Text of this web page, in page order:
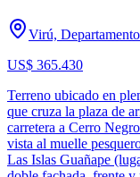
Virú,
US$ 365.430
Terreno ubicado en
que cruza la plaza de
carretera a Cerro
vista al muelle
Las Islas Guañape